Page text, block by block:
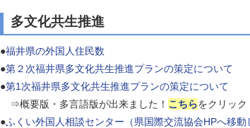
多文化共生推進
●福井県の外国人住民数
​​●第２次福井県多文化共生推進プランの策定について
●第1次福井県多文化共生推進プランの策定について
⇒概要版・多言語版が出来ました！ こちらをクリック
●ふくい外国人相談センター（県国際交流協会HPへ移動